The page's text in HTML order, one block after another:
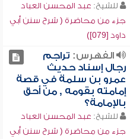
للشيخ: عبد المحسن العباد
جزء من محاضرة ( شرح سنن أبي
داود [079])
الفهرس: تراجم
رجال إسناد حديث
عمرو بن سلمة في قصة
إمامته بقومه , من أحق
بالإمامة؟
للشيخ: عبد المحسن العباد
جزء من محاضرة ( شرح سنن أبي